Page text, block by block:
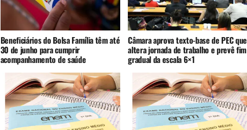
Beneficiários do Bolsa Família têm até
30 de junho para cumprir
acompanhamento de saúde
Câmara aprova texto-base de PEC que
altera jornada de trabalho e prevê fim
gradual da escala 6×1